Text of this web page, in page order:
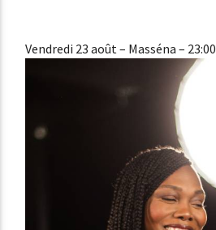
Vendredi 23 août – Masséna – 23:00